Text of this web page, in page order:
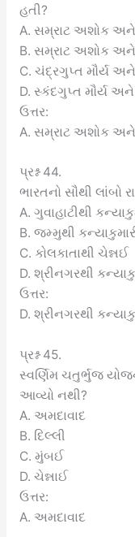
હતી?
A. સમ્રાટ અશોક અને
B. સમ્રાટ અશોક અને
C. ચંદ્રગુપ્ત મૌર્ય
D. સ્કંદગુપ્ત મૌર્ય
ઉત્તર:
A. સમ્રાટ અશોક અને
પ્રશ્ન 44.
ભારતનો સૌથી લાંબો
A. ગુવાહાટીથી
B. જમ્મુથી
C. કોલકાતાથી ચેન્નઈ
D. શ્રીનગરથી
ઉત્તર:
D. શ્રીનગરથી
પ્રશ્ન 45.
સ્વર્ણિમ ચતુર્ભુજ
આવ્યો નથી?
A. અમદાવાદ
B. દિલ્લી
C. મુંબઈ
D. ચેન્નાઈ
ઉત્તર:
A. અમદાવાદ